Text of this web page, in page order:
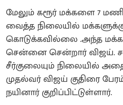
மேலும் கரூர் மக்களை 7
வைத்த நிலையில்
கொடுக்கவில்லை .அந்த
சென்னை சென்றார் விஜய்.
சீர்குலையும் நிலையில்
முதல்வர் விஜய் குதிரை
நயினார் குறிப்பிட்டுள்ளார்.